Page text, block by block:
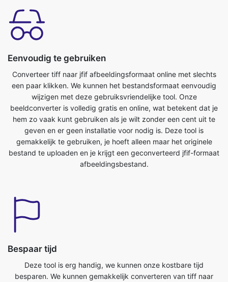
Eenvoudig te gebruiken
Converteer tiff naar jfif afbeeldingsformaat online met slechts
een paar klikken. We kunnen het bestandsformaat eenvoudig
beeldconverter is volledig gratis en online, wat betekent dat je
hem zo vaak kunt gebruiken als je wilt zonder een cent uit te
geven en er geen installatie voor nodig is. Deze tool is
gemakkelijk te gebruiken, je hoeft alleen maar het originele
bestand te uploaden en je krijgt een geconverteerd jfif-formaat
afbeeldingsbestand.
Bespaar tijd
Deze tool is erg handig, we kunnen onze kostbare tijd
besparen. We kunnen gemakkelijk converteren van tiff naar
afbeeldingsbestanden rechtstreeks in de browser converteren.
Het is snel, veilig en gratis. Aanmelden of installeren is niet
vereist. Om de afbeelding van tiff naar jfifformaat te